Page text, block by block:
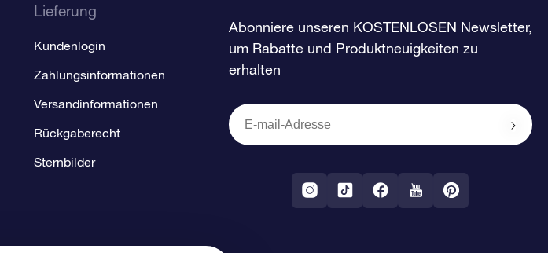
Lieferung
Kundenlogin
Zahlungsinformationen
Versandinformationen
Rückgaberecht
Sternbilder
Abonniere unseren KOSTENLOSEN Newsletter,
um Rabatte und Produktneuigkeiten zu
erhalten